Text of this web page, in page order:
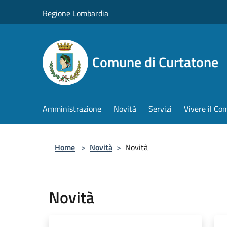
Regione Lombardia
Comune di Curtatone
Amministrazione Novità Servizi Vivere il
Home > Novità > Novità
Novità